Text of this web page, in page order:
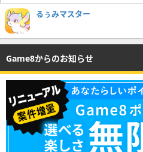
るぅみマスター
Game8からのお知らせ